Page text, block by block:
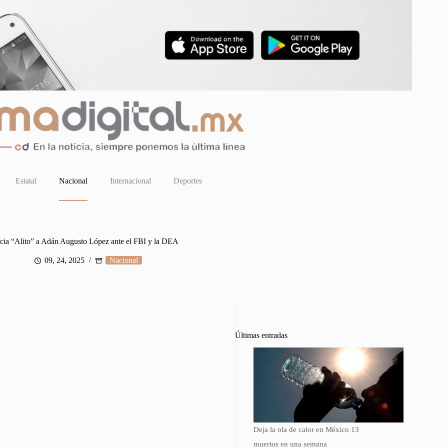
Estatal Nacional Internacional Deportes
“Alito” a Adán Augusto López ante el FBI y la DEA
09, 24, 2025 Nacional
Últimas entradas
Deja la ola de calor en México 13
muertos en una semana